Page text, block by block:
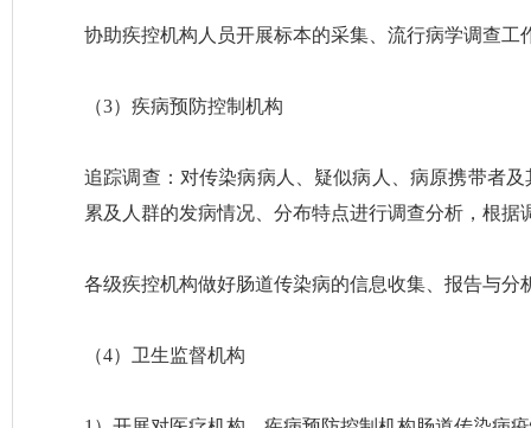
协助疾控机构人员开展标本的采集、流行病学调查工
（3）疾病预防控制机构
追踪调查：对传染病病人、疑似病人、病原携带者
累及人群的发病情况、分布特点进行调查分析，根
各级疾控机构做好肠道传染病的信息收集、报告与
（4）卫生监督机构